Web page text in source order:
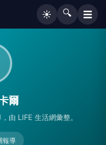
☀️ 🔍 ☰
爾
由 LIFE 生活網彙整。
報導